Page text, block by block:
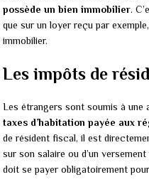
possède un bien immobilier.
que sur un loyer reçu par
immobilier.
Les impôts de
Les étrangers sont soumis à une
taxes d’habitation payée aux
de résident fiscal, il est
sur son salaire ou d’un
doit se payer obligatoirement